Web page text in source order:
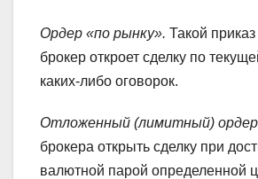
Ордер «по рынку». Такой приказ
брокер откроет сделку по
каких-либо оговорок.
Отложенный (лимитный)
брокера открыть сделку при
валютной парой определенной